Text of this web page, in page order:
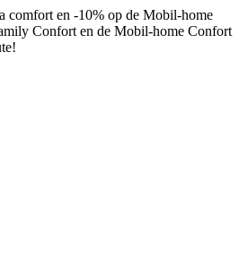
comfort en -10% op de Mobil-home
Confort en de Mobil-home Confort